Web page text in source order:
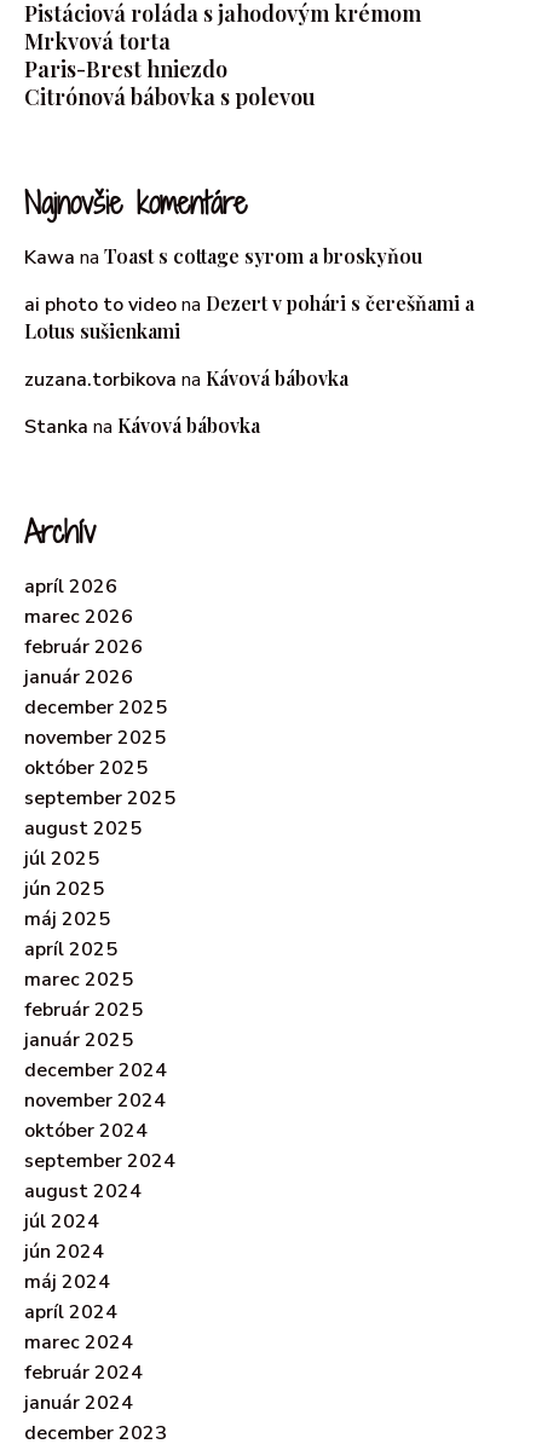
Pistáciová roláda s jahodovým krémom
Mrkvová torta
Paris-Brest hniezdo
Citrónová bábovka s polevou
Najnovšie komentáre
Kawa na Toast s cottage syrom a broskyňou
ai photo to videona Dezert v pohári s čerešňami a
Lotus sušienkami
zuzana.torbikova na Kávová bábovka
Stanka na Kávová bábovka
Archív
apríl 2026
marec 2026
február 2026
január 2026
december 2025
november 2025
október 2025
september 2025
august 2025
júl 2025
jún 2025
máj 2025
apríl 2025
marec 2025
február 2025
január 2025
december 2024
november 2024
október 2024
september 2024
august 2024
júl 2024
jún 2024
máj 2024
apríl 2024
marec 2024
február 2024
január 2024
december 2023